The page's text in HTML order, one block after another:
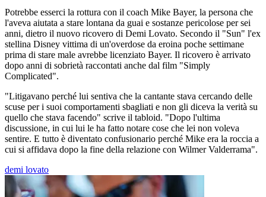
Potrebbe esserci la rottura con il coach Mike Bayer, la persona che
l'aveva aiutata a stare lontana da guai e sostanze pericolose per sei
anni, dietro il nuovo ricovero di Demi Lovato. Secondo il "Sun" l'ex
stellina Disney vittima di un'overdose da eroina poche settimane
prima di stare male avrebbe licenziato Bayer. Il ricovero è arrivato
dopo anni di sobrietà raccontati anche dal film "Simply
Complicated".
"Litigavano perché lui sentiva che la cantante stava cercando delle
scuse per i suoi comportamenti sbagliati e non gli diceva la verità su
quello che stava facendo" scrive il tabloid. "Dopo l'ultima
discussione, in cui lui le ha fatto notare cose che lei non voleva
sentire. E tutto è diventato confusionario perché Mike era la roccia a
cui si affidava dopo la fine della relazione con Wilmer Valderrama".
demi lovato